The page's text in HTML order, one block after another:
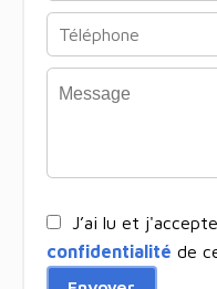
J’ai lu et
confidentialité de